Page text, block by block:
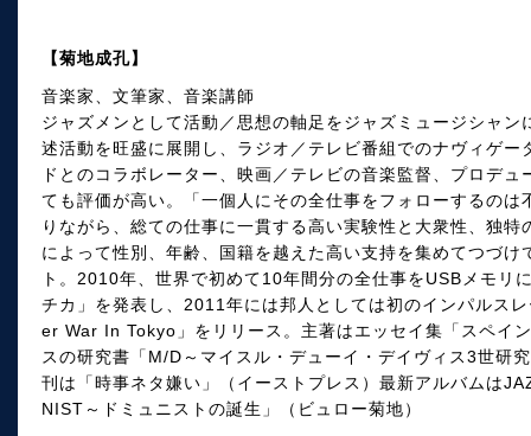
【菊地成孔】
音楽家、文筆家、音楽講師
ジャズメンとして活動／思想の軸足をジャズミュージシャ
述活動を旺盛に展開し、ラジオ／テレビ番組でのナヴィゲ
ドとのコラボレーター、映画／テレビの音楽監督、プロデ
ても評価が高い。「一個人にその全仕事をフォローするの
りながら、総ての仕事に一貫する高い実験性と大衆性、独
によって性別、年齢、国籍を越えた高い支持を集めてつづ
ト。2010年、世界で初めて10年間分の全仕事をUSBメモリ
チカ」を発表し、2011年には邦人としては初のインパルス
er War In Tokyo」をリリース。主著はエッセイ集「スペイ
スの研究書「M/D～マイスル・デューイ・デイヴィス3世研
刊は「時事ネタ嫌い」（イーストプレス）最新アルバムは
NIST～ドミュニストの誕生」（ビュロー菊地）